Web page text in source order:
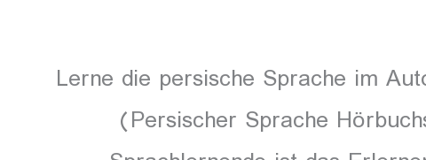
Lerne die persische Sprache im
(Persischer Sprache